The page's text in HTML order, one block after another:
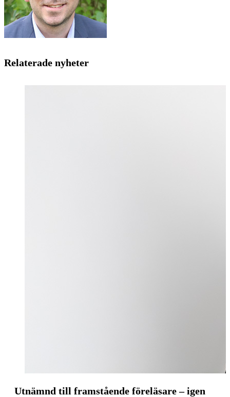
Relaterade nyheter
Utnämnd till framstående föreläsare – igen